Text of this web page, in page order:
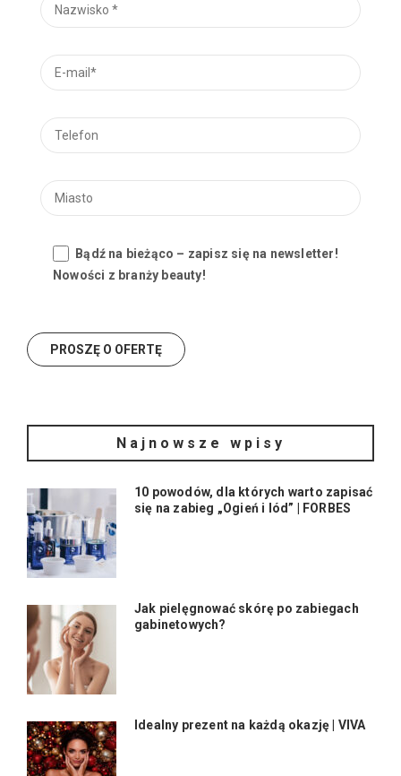
Bądź na bieżąco – zapisz się na newsletter!
Nowości z branży beauty!
Najnowsze wpisy
10 powodów, dla których warto zapisać
się na zabieg „Ogień i lód” | FORBES
Jak pielęgnować skórę po zabiegach
gabinetowych?
Idealny prezent na każdą okazję | VIVA